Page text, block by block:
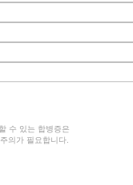
수 있는 합병증은
의가 필요합니다.